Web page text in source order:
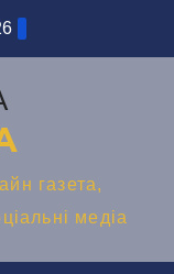
газета,
медіа